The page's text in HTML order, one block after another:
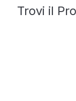
Trovi il